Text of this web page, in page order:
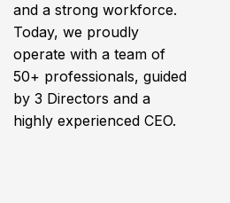
and a strong workforce.
Today, we proudly
operate with a team of
50+ professionals, guided
by 3 Directors and a
highly experienced CEO.